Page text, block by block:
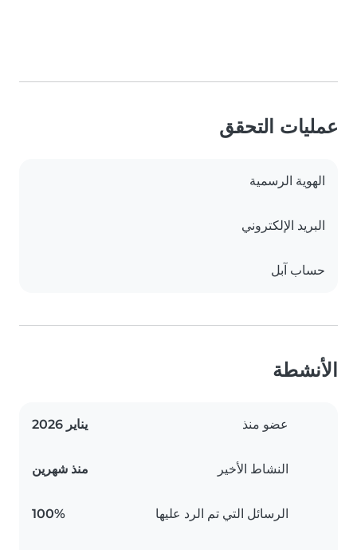
عمليات التحقق
الهوية الرسمية
البريد الإلكتروني
حساب آبل
الأنشطة
عضو منذ يناير 2026
النشاط الأخير منذ شهرين
الرسائل التي تم الرد عليها 100%